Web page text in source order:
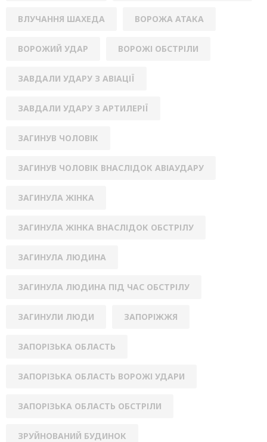
ВЛУЧАННЯ ШАХЕДА ВОРОЖА АТАКА
ВОРОЖИЙ УДАР ВОРОЖІ ОБСТРІЛИ
ЗАВДАЛИ УДАРУ З АВІАЦІЇ
ЗАВДАЛИ УДАРУ З АРТИЛЕРІЇ
ЗАГИНУВ ЧОЛОВІК
ЗАГИНУВ ЧОЛОВІК ВНАСЛІДОК АВІАУДАРУ
ЗАГИНУЛА ЖІНКА
ЗАГИНУЛА ЖІНКА ВНАСЛІДОК ОБСТРІЛУ
ЗАГИНУЛА ЛЮДИНА
ЗАГИНУЛА ЛЮДИНА ПІД ЧАС ОБСТРІЛУ
ЗАГИНУЛИ ЛЮДИ ЗАПОРІЖЖЯ
ЗАПОРІЗЬКА ОБЛАСТЬ
ЗАПОРІЗЬКА ОБЛАСТЬ ВОРОЖІ УДАРИ
ЗАПОРІЗЬКА ОБЛАСТЬ ОБСТРІЛИ
ЗРУЙНОВАНИЙ БУДИНОК